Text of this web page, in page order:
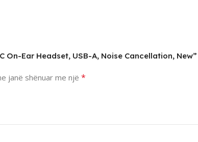
On-Ear Headset, USB-A, Noise Cancellation, New”
janë shënuar me një *